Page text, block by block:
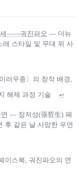
세——궈진파오 — 더뉴
래 스타일 및 무대 위 사
러우종〉의 창작 배경,
해제 과정 기술 ↩
— 장저성(張哲生) 페
후 같은 날 사망한 우연
이스북, 궈진파오의 연